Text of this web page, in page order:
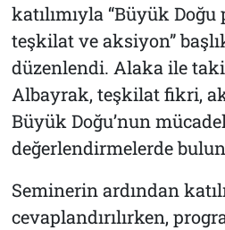
katılımıyla “Büyük
teşkilat ve aksiyon”
düzenlendi. Alaka ile
Albayrak, teşkilat fikri,
Büyük Doğu’nun
değerlendirmelerde
Seminerin ardından
cevaplandırılırken,